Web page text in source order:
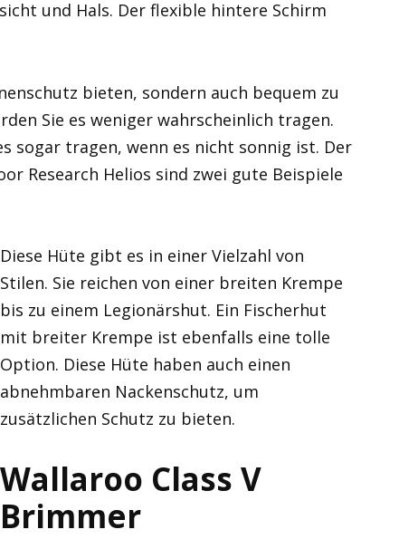
und Hals. Der flexible hintere Schirm
bieten, sondern auch bequem zu
Sie es weniger wahrscheinlich tragen.
sogar tragen, wenn es nicht sonnig ist. Der
Research Helios sind zwei gute Beispiele
Diese Hüte gibt es in einer Vielzahl von
Stilen. Sie reichen von einer breiten Krempe
bis zu einem Legionärshut. Ein Fischerhut
mit breiter Krempe ist ebenfalls eine tolle
Option. Diese Hüte haben auch einen
abnehmbaren Nackenschutz, um
zusätzlichen Schutz zu bieten.
Wallaroo Class V
Brimmer